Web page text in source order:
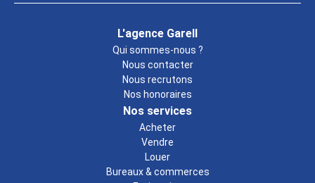
L'agence Garell
Qui sommes-nous ?
Nous contacter
Nous recrutons
Nos honoraires
Nos services
Acheter
Vendre
Louer
Bureaux & commerces